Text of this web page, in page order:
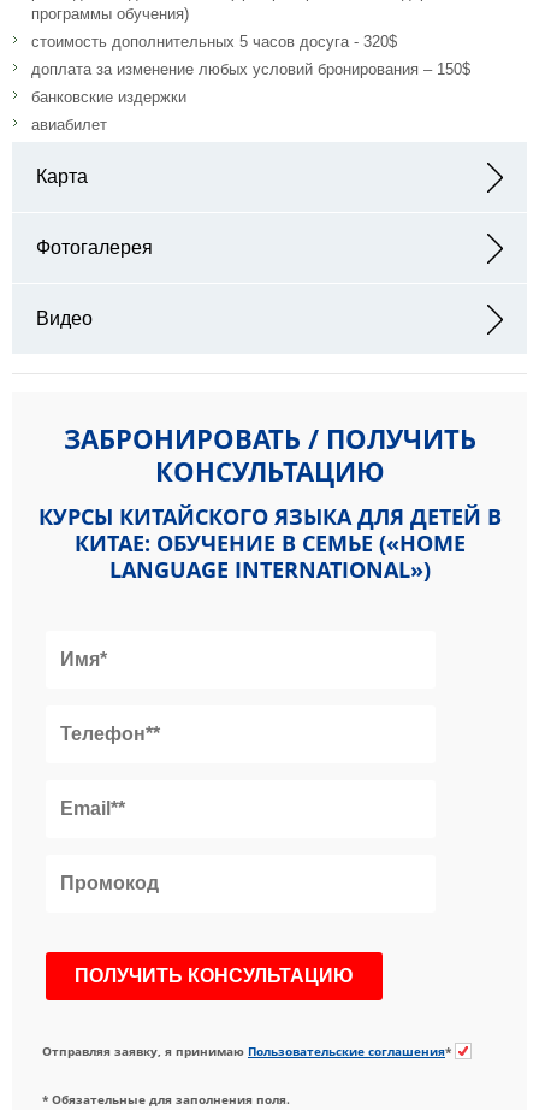
программы обучения)
стоимость дополнительных 5 часов досуга - 320$
доплата за изменение любых условий бронирования – 150$
банковские издержки
авиабилет
Карта
Фотогалерея
Видео
ЗАБРОНИРОВАТЬ / ПОЛУЧИТЬ
КОНСУЛЬТАЦИЮ
КУРСЫ КИТАЙСКОГО ЯЗЫКА ДЛЯ ДЕТЕЙ В
КИТАЕ: ОБУЧЕНИЕ В СЕМЬЕ («HOME
LANGUAGE INTERNATIONAL»)
Отправляя заявку, я принимаю Пользовательские соглашения*
* Обязательные для заполнения поля.